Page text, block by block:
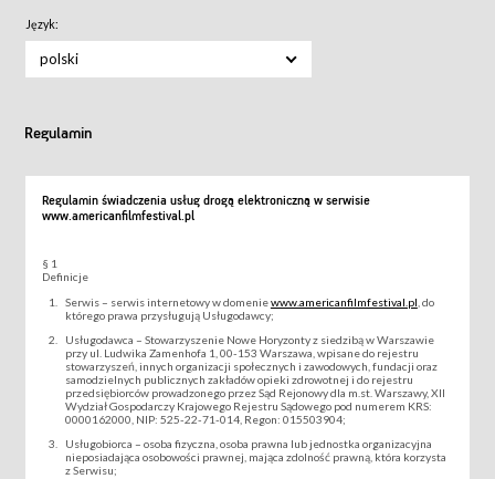
Język:
polski
Regulamin
Regulamin świadczenia usług drogą elektroniczną w serwisie
www.americanfilmfestival.pl
§ 1
Definicje
Serwis – serwis internetowy w domeniewww.americanfilmfestival.pl , do
którego prawa przysługują Usługodawcy;
Usługodawca – Stowarzyszenie Nowe Horyzonty z siedzibą w Warszawie
przy ul. Ludwika Zamenhofa 1, 00-153 Warszawa, wpisane do rejestru
stowarzyszeń, innych organizacji społecznych i zawodowych, fundacji oraz
samodzielnych publicznych zakładów opieki zdrowotnej i do rejestru
przedsiębiorców prowadzonego przez Sąd Rejonowy dla m.st. Warszawy, XII
Wydział Gospodarczy Krajowego Rejestru Sądowego pod numerem KRS:
0000162000, NIP: 525-22-71-014, Regon: 015503904;
Usługobiorca – osoba fizyczna, osoba prawna lub jednostka organizacyjna
nieposiadająca osobowości prawnej, mająca zdolność prawną, która korzysta
z Serwisu;